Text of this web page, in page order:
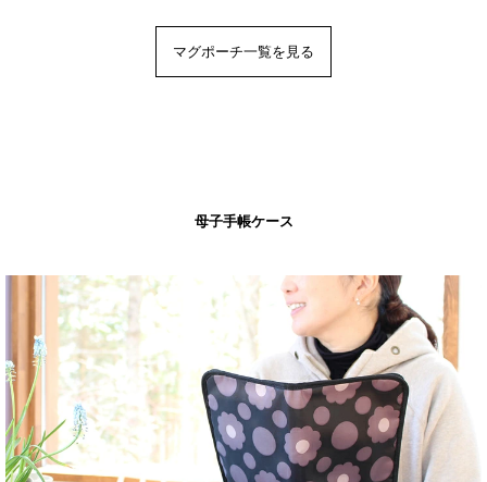
マグポーチ一覧を見る
母子手帳ケース